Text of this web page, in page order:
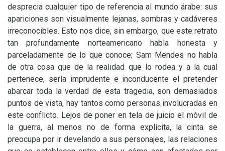
desprecia cualquier tipo de referencia al mundo árabe: sus
apariciones son visualmente lejanas, sombras y cadáveres
irreconocibles. Esto nos dice, sin embargo, que este retrato
tan profundamente norteamericano habla honesta y
parceladamente de lo que conoce; Sam Mendes no habla
de otra cosa que de la realidad que lo rodea y a la cual
pertenece, sería imprudente e inconducente el pretender
abarcar toda la verdad de esta tragedia, son demasiados
puntos de vista, hay tantos como personas involucradas en
este conflicto. Lejos de poner en tela de juicio el móvil de
la guerra, al menos no de forma explícita, la cinta se
preocupa por ir develando a sus personajes, las relaciones